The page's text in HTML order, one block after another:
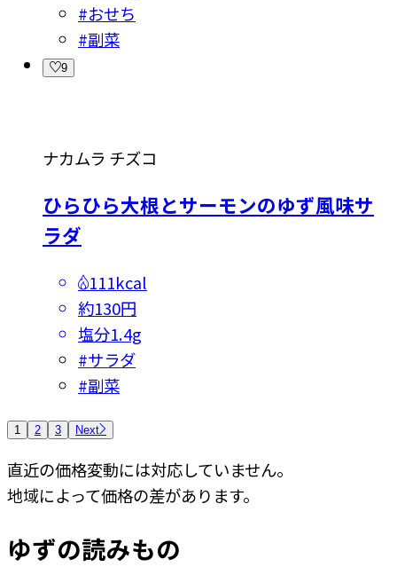
#おせち
#副菜
9
ナカムラ チズコ
ひらひら大根とサーモンのゆず風味サ
ラダ
111kcal
約130円
塩分1.4g
#サラダ
#副菜
1 2 3 Next
直近の価格変動には対応していません。
地域によって価格の差があります。
ゆずの読みもの